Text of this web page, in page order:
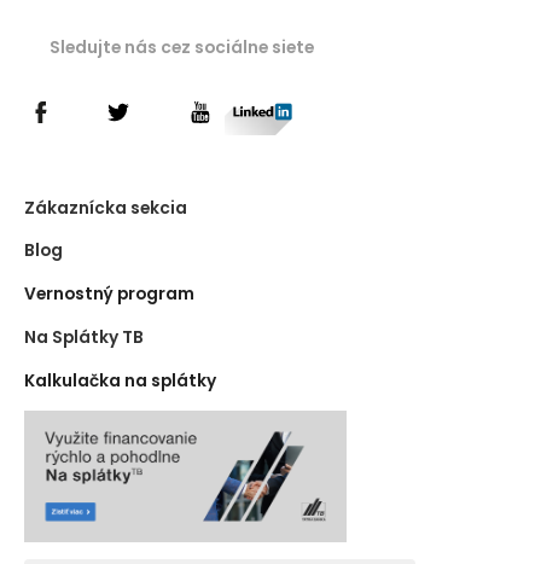
Sledujte nás cez sociálne siete
Zákaznícka sekcia
Blog
Vernostný program
Na Splátky TB
Kalkulačka na splátky